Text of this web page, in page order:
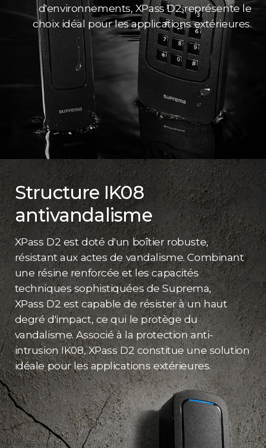
d'environnements, XPass D2 représente le
choix idéal pour les applications extérieures.
Structure IK08
antivandalisme
XPass D2 est doté d'un boîtier robuste,
résistant aux actes de vandalisme. Combinant
une résine renforcée et les capacités
techniques sophistiquées de Suprema,
XPass D2 est capable de résister à un haut
degré d'impact, ce qui le protège du
vandalisme. Associé à la protection anti-
intrusion IK08, XPass D2 constitue une solution
idéale pour les applications extérieures.